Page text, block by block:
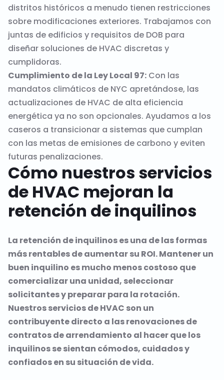
distritos históricos a menudo tienen restricciones
sobre modificaciones exteriores. Trabajamos con
juntas de edificios y requisitos de DOB para
diseñar soluciones de HVAC discretas y
cumplidoras.
Cumplimiento de la Ley Local 97:Con las
mandatos climáticos de NYC apretándose, las
actualizaciones de HVAC de alta eficiencia
energética ya no son opcionales. Ayudamos a los
caseros a transicionar a sistemas que cumplan
con las metas de emisiones de carbono y eviten
futuras penalizaciones.
Cómo nuestros servicios
de HVAC mejoran la
retención de inquilinos
La retención de inquilinos es una de las formas
más rentables de aumentar su ROI. Mantener un
buen inquilino es mucho menos costoso que
comercializar una unidad, seleccionar
solicitantes y preparar para la rotación.
Nuestros servicios de HVAC son un
contribuyente directo a las renovaciones de
contratos de arrendamiento al hacer que los
inquilinos se sientan cómodos, cuidados y
confiados en su situación de vida.